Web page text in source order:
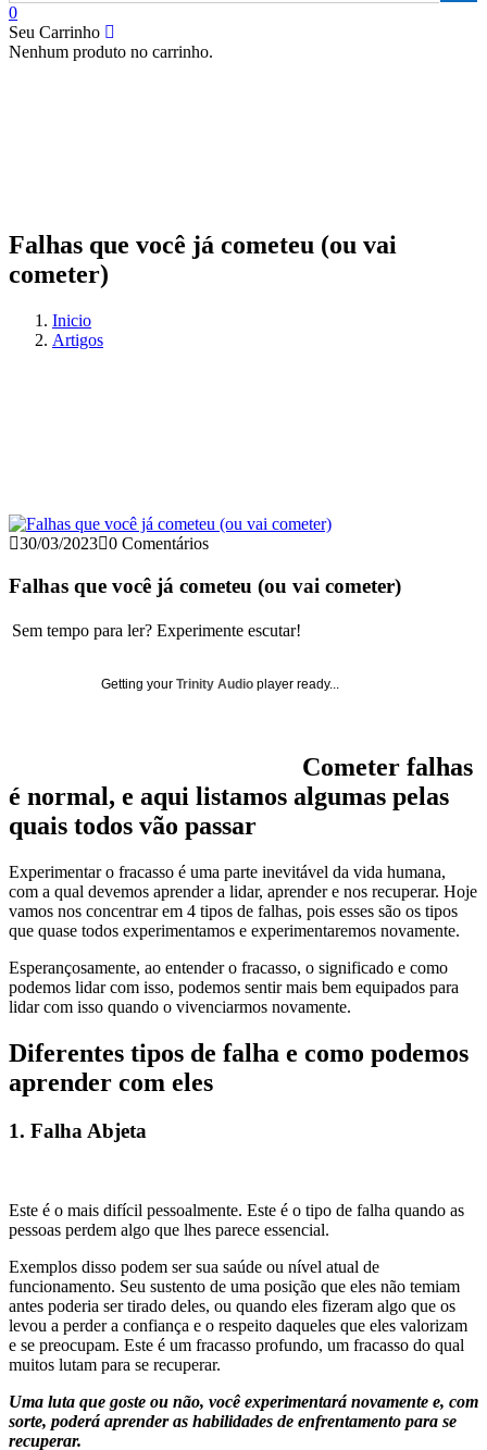
0
Seu Carrinho
Nenhum produto no carrinho.
Falhas que você já cometeu (ou vai
cometer)
Inicio
Artigos
30/03/2023 0 Comentários
Falhas que você já cometeu (ou vai cometer)
Sem tempo para ler? Experimente escutar!
Getting your Trinity Audio player ready...
Cometer falhas
é normal, e aqui listamos algumas pelas
quais todos vão passar
Experimentar o fracasso é uma parte inevitável da vida humana,
com a qual devemos aprender a lidar, aprender e nos recuperar. Hoje
vamos nos concentrar em 4 tipos de falhas, pois esses são os tipos
que quase todos experimentamos e experimentaremos novamente.
Esperançosamente, ao entender o fracasso, o significado e como
podemos lidar com isso, podemos sentir mais bem equipados para
lidar com isso quando o vivenciarmos novamente.
Diferentes tipos de falha e como podemos
aprender com eles
1. Falha Abjeta
Este é o mais difícil pessoalmente. Este é o tipo de falha quando as
pessoas perdem algo que lhes parece essencial.
Exemplos disso podem ser sua saúde ou nível atual de
funcionamento. Seu sustento de uma posição que eles não temiam
antes poderia ser tirado deles, ou quando eles fizeram algo que os
levou a perder a confiança e o respeito daqueles que eles valorizam
e se preocupam. Este é um fracasso profundo, um fracasso do qual
muitos lutam para se recuperar.
Uma luta que goste ou não, você experimentará novamente e, com
sorte, poderá aprender as habilidades de enfrentamento para se
recuperar.